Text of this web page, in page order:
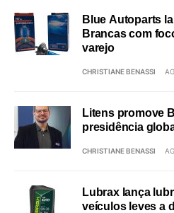
Blue Autoparts
Brancas com
varejo
CHRISTIANE BENASSI
Litens promove
presidência
CHRISTIANE BENASSI
Lubrax lança
veículos leves a